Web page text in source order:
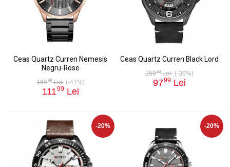
Ceas Quartz Curren Nemesis
Negru-Rose
18999Lei (-41%)
11199 Lei
Ceas Quartz Curren Black Lord
15999Lei (-39%)
9799 Lei
-20% -20%